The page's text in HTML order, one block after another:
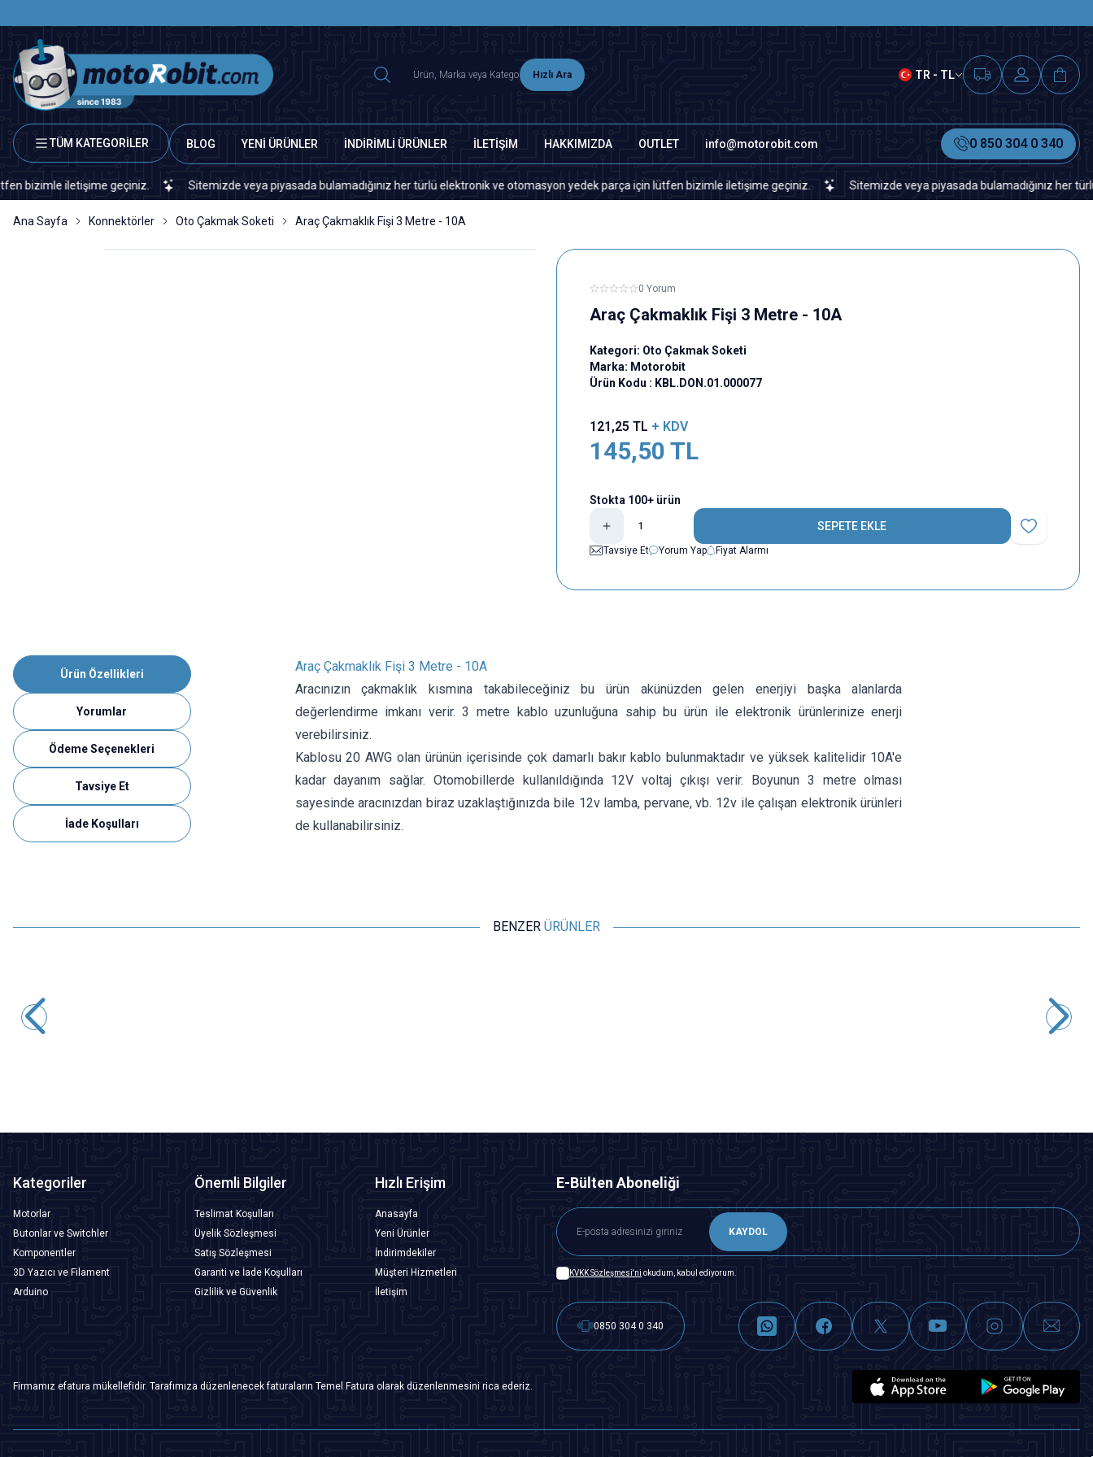
Hızlı Ara TR - TL
TÜM KATEGORİLER BLOG YENİ ÜRÜNLER İNDİRİMLİ ÜRÜNLER İLETİŞİM HAKKIMIZDA OUTLET info@motorobit.com 0 850 304 0 340
iletişime geçiniz. Sitemizde veya piyasada bulamadığınız her türlü elektronik ve otomasyon yedek parça için lütfen bizimle iletişime geçiniz. Sitemizde veya piyasada bulamadığınız her türlü
Ana Sayfa Konnektörler Oto Çakmak Soketi Araç Çakmaklık Fişi 3 Metre - 10A
0 Yorum
Araç Çakmaklık Fişi 3 Metre - 10A
Kategori: Oto Çakmak Soketi
Marka: Motorobit
Ürün Kodu : KBL.DON.01.000077
121,25 TL + KDV
145,50 TL
Stokta 100+ ürün
SEPETE EKLE
Favoriye Ekle
Tavsiye Et
Yorum Yap Fiyat Alarmı
Ürün Özellikleri
Yorumlar
Ödeme Seçenekleri
Tavsiye Et
İade Koşulları
Araç Çakmaklık Fişi 3 Metre - 10A
Aracınızın çakmaklık kısmına takabileceğiniz bu ürün akünüzden gelen enerjiyi başka alanlarda
değerlendirme imkanı verir. 3 metre kablo uzunluğuna sahip bu ürün ile elektronik ürünlerinize enerji
verebilirsiniz.
Kablosu 20 AWG olan ürünün içerisinde çok damarlı bakır kablo bulunmaktadır ve yüksek kalitelidir 10A'e
kadar dayanım sağlar. Otomobillerde kullanıldığında 12V voltaj çıkışı verir. Boyunun 3 metre olması
sayesinde aracınızdan biraz uzaklaştığınızda bile 12v lamba, pervane, vb. 12v ile çalışan elektronik ürünleri
de kullanabilirsiniz.
BENZER ÜRÜNLER
Kategoriler
Motorlar
Butonlar ve Switchler
Komponentler
3D Yazıcı ve Filament
Arduino
Önemli Bilgiler
Teslimat Koşulları
Üyelik Sözleşmesi
Satış Sözleşmesi
Garanti ve İade Koşulları
Gizlilik ve Güvenlik
Hızlı Erişim
Anasayfa
Yeni Ürünler
İndirimdekiler
Müşteri Hizmetleri
İletişim
E-Bülten Aboneliği
KAYDOL
KVKK Sözleşmesi'ni okudum, kabul ediyorum.
0850 304 0 340
Firmamız efatura mükellefidir. Tarafımıza düzenlenecek faturaların Temel Fatura olarak düzenlenmesini rica ederiz.